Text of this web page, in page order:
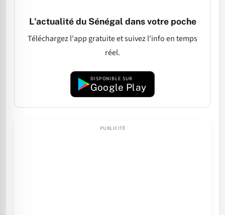
L'actualité du Sénégal dans votre poche
Téléchargez l'app gratuite et suivez l'info en temps
réel.
DISPONIBLE SUR
Google Play